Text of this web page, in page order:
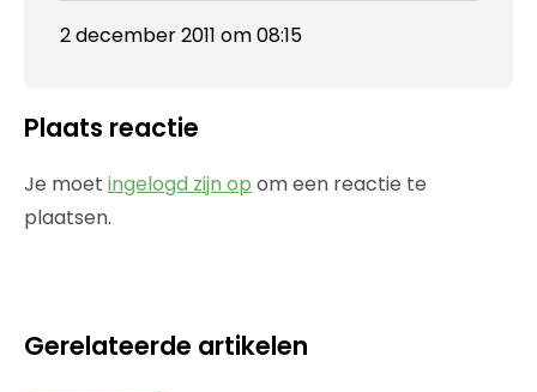
2 december 2011 om 08:15
Plaats reactie
Je moet ingelogd zijn op om een reactie te
plaatsen.
Gerelateerde artikelen